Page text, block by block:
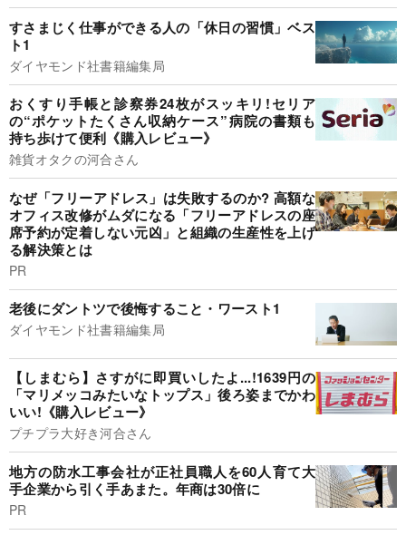
すさまじく仕事ができる人の「休日の習慣」ベス
ト1
ダイヤモンド社書籍編集局
おくすり手帳と診察券24枚がスッキリ!セリア
の“ポケットたくさん収納ケース”病院の書類も
持ち歩けて便利《購入レビュー》
雑貨オタクの河合さん
なぜ「フリーアドレス」は失敗するのか? 高額な
オフィス改修がムダになる「フリーアドレスの座
席予約が定着しない元凶」と組織の生産性を上げ
る解決策とは
PR
老後にダントツで後悔すること・ワースト1
ダイヤモンド社書籍編集局
【しまむら】さすがに即買いしたよ...!1639円の
「マリメッコみたいなトップス」後ろ姿までかわ
いい!《購入レビュー》
プチプラ大好き河合さん
地方の防水工事会社が正社員職人を60人育て大
手企業から引く手あまた。年商は30倍に
PR